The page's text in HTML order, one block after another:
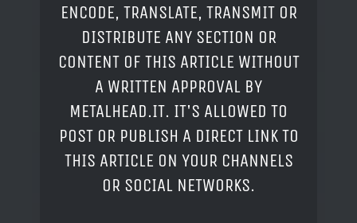
ENCODE, TRANSLATE, TRANSMIT OR
DISTRIBUTE ANY SECTION OR
CONTENT OF THIS ARTICLE WITHOUT
A WRITTEN APPROVAL BY
METALHEAD.IT. IT'S ALLOWED TO
POST OR PUBLISH A DIRECT LINK TO
THIS ARTICLE ON YOUR CHANNELS
OR SOCIAL NETWORKS.